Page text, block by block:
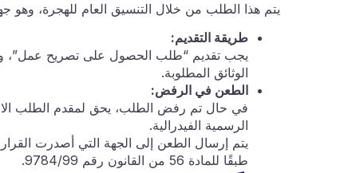
يتم هذا الطلب من خلال التنسيق العام للهجرة، وهو
طريقة التقديم:
يجب تقديم “طلب الحصول على تصريح عمل”،
الوثائق المطلوبة.
الطعن في الرفض:
الرسمية الفيدرالية.
طبقًا للمادة 56 من القانون رقم 9784/99.